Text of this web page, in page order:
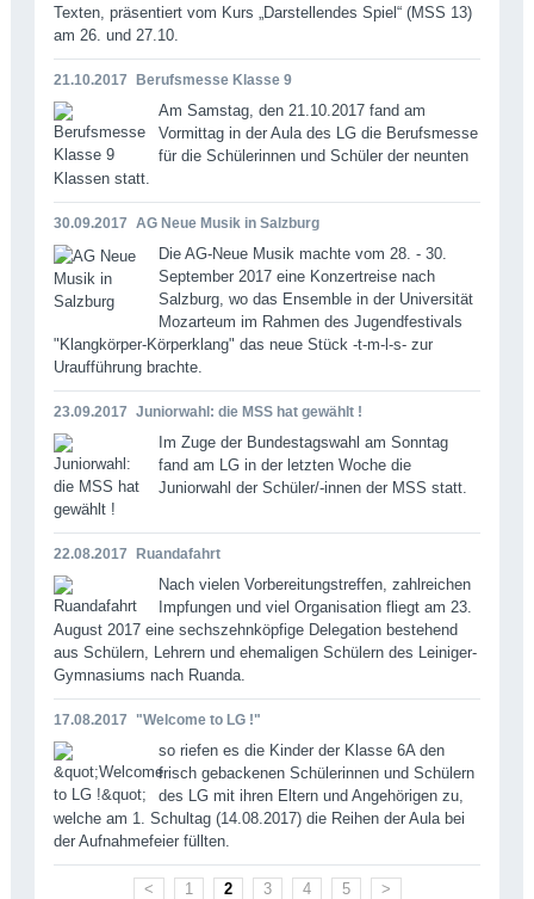
Texten, präsentiert vom Kurs „Darstellendes Spiel“ (MSS 13)
am 26. und 27.10.
21.10.2017 Berufsmesse Klasse 9
Am Samstag, den 21.10.2017 fand am
Vormittag in der Aula des LG die Berufsmesse
für die Schülerinnen und Schüler der neunten
Klassen statt.
30.09.2017 AG Neue Musik in Salzburg
Die AG-Neue Musik machte vom 28. - 30.
September 2017 eine Konzertreise nach
Salzburg, wo das Ensemble in der Universität
Mozarteum im Rahmen des Jugendfestivals
"Klangkörper-Körperklang" das neue Stück -t-m-l-s- zur
Uraufführung brachte.
23.09.2017 Juniorwahl: die MSS hat gewählt !
Im Zuge der Bundestagswahl am Sonntag
fand am LG in der letzten Woche die
Juniorwahl der Schüler/-innen der MSS statt.
22.08.2017 Ruandafahrt
Nach vielen Vorbereitungstreffen, zahlreichen
Impfungen und viel Organisation fliegt am 23.
August 2017 eine sechszehnköpfige Delegation bestehend
aus Schülern, Lehrern und ehemaligen Schülern des Leiniger-
Gymnasiums nach Ruanda.
17.08.2017 "Welcome to LG !"
so riefen es die Kinder der Klasse 6A den
frisch gebackenen Schülerinnen und Schülern
des LG mit ihren Eltern und Angehörigen zu,
welche am 1. Schultag (14.08.2017) die Reihen der Aula bei
der Aufnahmefeier füllten.
< 1 2 3 4 5 >